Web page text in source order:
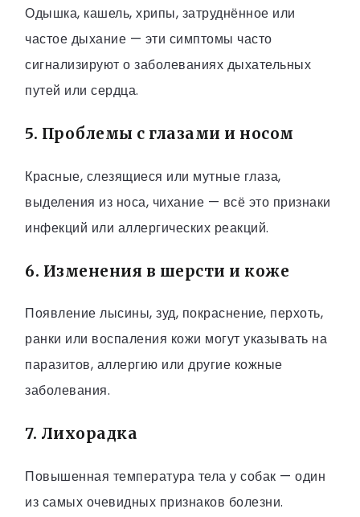
Одышка, кашель, хрипы, затруднённое или
частое дыхание — эти симптомы часто
сигнализируют о заболеваниях дыхательных
путей или сердца.
5. Проблемы с глазами и носом
Красные, слезящиеся или мутные глаза,
выделения из носа, чихание — всё это признаки
инфекций или аллергических реакций.
6. Изменения в шерсти и коже
Появление лысины, зуд, покраснение, перхоть,
ранки или воспаления кожи могут указывать на
паразитов, аллергию или другие кожные
заболевания.
7. Лихорадка
Повышенная температура тела у собак — один
из самых очевидных признаков болезни.